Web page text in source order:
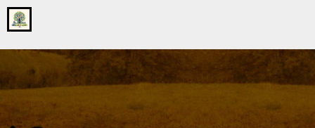
Go
to
home
onsgrotegezin.nl